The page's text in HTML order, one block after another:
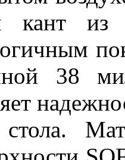
кант из
38
стола.